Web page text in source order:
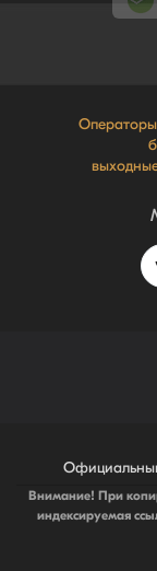
Политика
Внимание! При
индексируемая